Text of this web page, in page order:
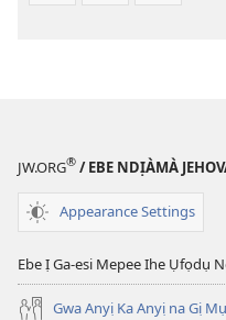
JW.ORG® / EBE NDỊÀMÀ
Appearance Settings
Ebe Ị Ga-esi Mepee Ihe Ụfọdụ
Gwa Anyị Ka Anyị na Gị